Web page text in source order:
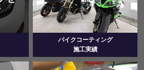
バイクコーティング
施工実績